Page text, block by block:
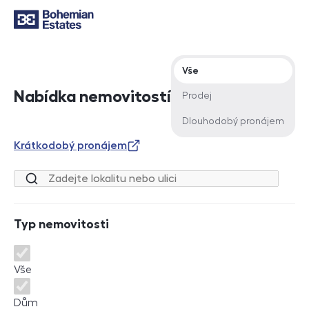
Nabídka nemovitostí
Typ nabídky
Vše
Prodej
Dlouhodobý pronájem
Krátkodobý pronájem
Lokalita nebo ulice
Typ nemovitosti
Typ nemovitosti
Vše
Dům